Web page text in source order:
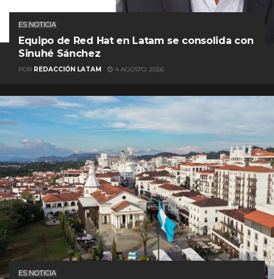
ES NOTICIA
Equipo de Red Hat en Latam se consolida con
Sinuhé Sánchez
POR REDACCIÓN LATAM 4 AGOSTO, 2026
ES NOTICIA